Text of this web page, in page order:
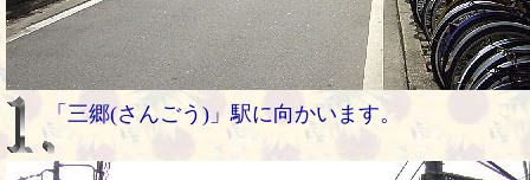
「三郷(さんごう)」駅に向かいます。